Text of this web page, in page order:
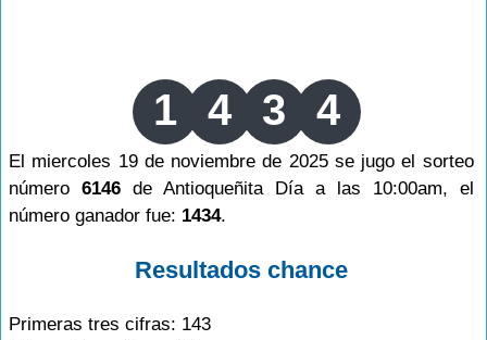
1 4 3 4
El miercoles 19 de noviembre de 2025 se jugo el sorteo
número 6146de Antioqueñita Día a las 10:00am, el
número ganador fue: 1434.
Resultados chance
Primeras tres cifras: 143